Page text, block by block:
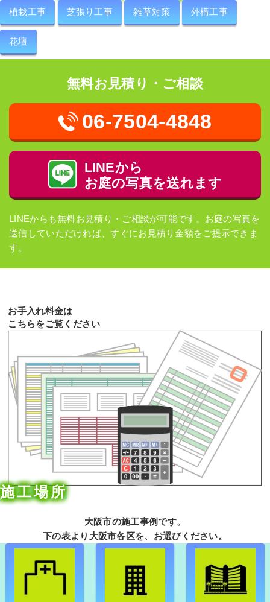
植栽工事 芝張り工事 雑草対策 外構工事
花壇
無料お見積り・ご相談
06-7504-4848
LINEから
お庭の写真を送れます
LINEからも無料お見積り・ご相談が可能です。お庭の写真を
送信していただければ、すぐにお見積り金額をご提示できま
す。
お手入れ料金は
こちらをご覧ください
施工場所
大阪市の施工事例です。
下の表より大阪市各区を、お選びください。